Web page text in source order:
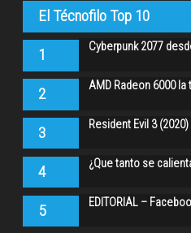
El Técnofilo Top 10
1 Cyberpunk 2077
2 AMD Radeon 6000
3 Resident Evil 3
4 ¿Que tanto se
5 EDITORIAL –